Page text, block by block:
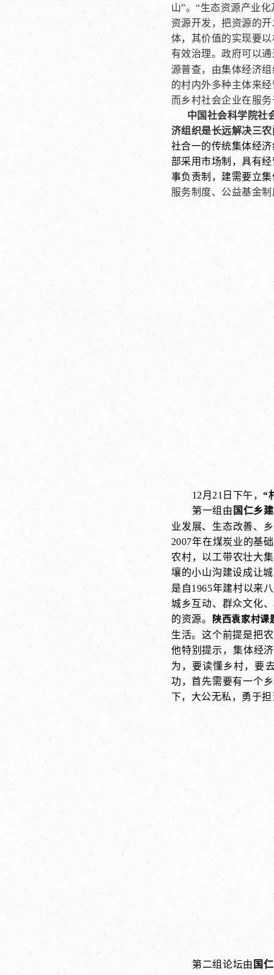
山”。“生态资源产业
资源开发，把资源的
体，其价值的实现要
有效治理。政府可以
源普查，由集体经济
的村内外多种主体来
而乡村社会企业在服
中国社会科学院社
济组织是长远解决三
社合一的传统集体经
部采用市场制，具有
事负责制，建需要立
服务制度、公益基金
12月21日下午，“
第一组由 国仁乡
业发展、生态改善、
2007年在煤炭业的基
农村，以工带农壮大
壤的小山沟建设成让
是自1965年建村以来
城乡互动、群众文化
的资源。
陕西袁家村课
生活。这个前提是把
他特别提示，集体经
为，要读懂乡村，要
功，首先需要有一个
下，大公无私，勇于
第二组论坛由 国